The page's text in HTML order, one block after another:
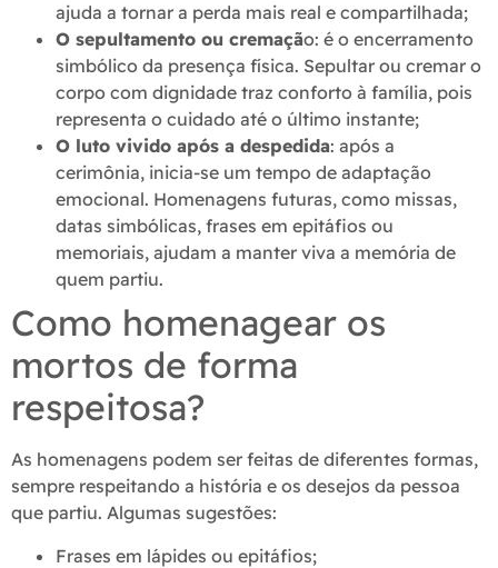
ajuda a tornar a perda mais real e compartilhada;
O sepultamento ou cremação: é o encerramento
simbólico da presença física. Sepultar ou cremar o
corpo com dignidade traz conforto à família, pois
representa o cuidado até o último instante;
O luto vivido após a despedida: após a
cerimônia, inicia-se um tempo de adaptação
emocional. Homenagens futuras, como missas,
datas simbólicas, frases em epitáfios ou
memoriais, ajudam a manter viva a memória de
quem partiu.
Como homenagear os
mortos de forma
respeitosa?
As homenagens podem ser feitas de diferentes formas,
sempre respeitando a história e os desejos da pessoa
que partiu. Algumas sugestões:
Frases em lápides ou epitáfios;